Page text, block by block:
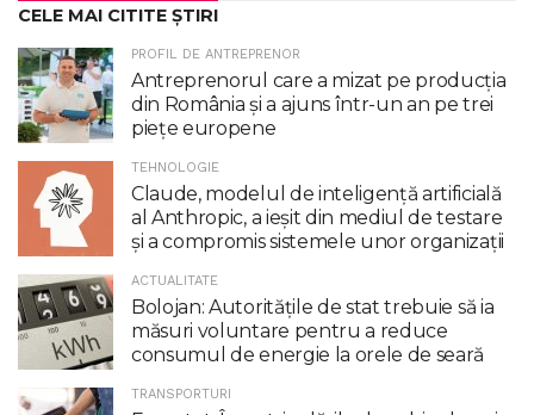
CELE MAI CITITE ȘTIRI
PROFIL DE ANTREPRENOR
Antreprenorul care a mizat pe producția
din România și a ajuns într-un an pe trei
piețe europene
TEHNOLOGIE
Claude, modelul de inteligenţă artificială
al Anthropic, a ieşit din mediul de testare
şi a compromis sistemele unor organizaţii
ACTUALITATE
Bolojan: Autoritățile de stat trebuie să ia
măsuri voluntare pentru a reduce
consumul de energie la orele de seară
TRANSPORTURI